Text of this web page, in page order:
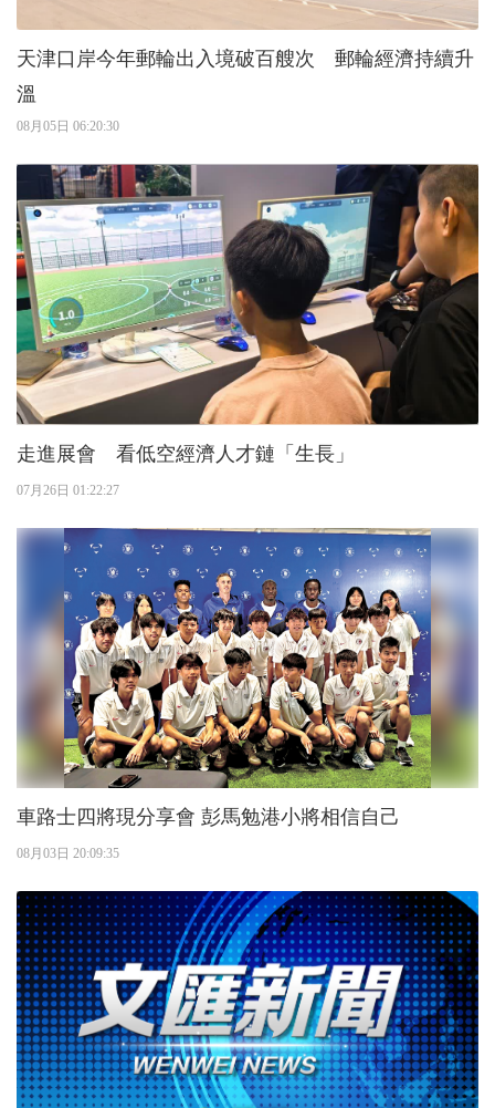
天津口岸今年郵輪出入境破百艘次 郵輪經濟持續升
溫
08月05日 06:20:30
走進展會 看低空經濟人才鏈「生長」
07月26日 01:22:27
車路士四將現分享會 彭馬勉港小將相信自己
08月03日 20:09:35